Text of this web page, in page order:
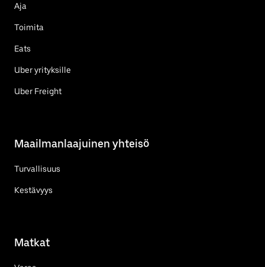
Aja
Toimita
Eats
Uber yrityksille
Uber Freight
Maailmanlaajuinen yhteisö
Turvallisuus
Kestävyys
Matkat